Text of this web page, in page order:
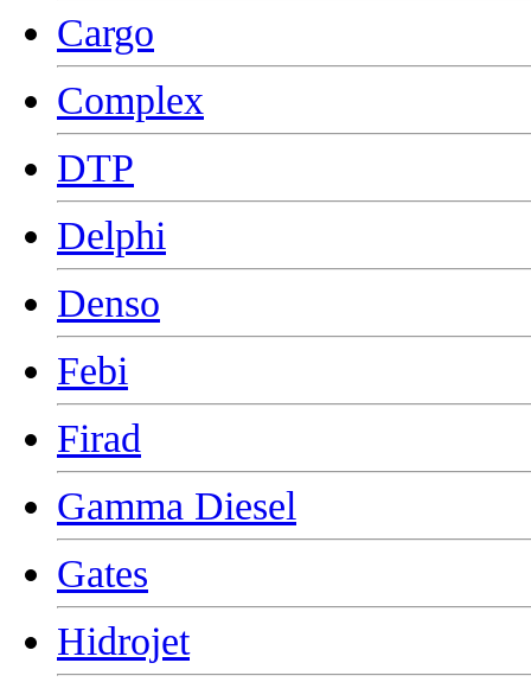
Cargo
Complex
DTP
Delphi
Denso
Febi
Firad
Gamma Diesel
Gates
Hidrojet